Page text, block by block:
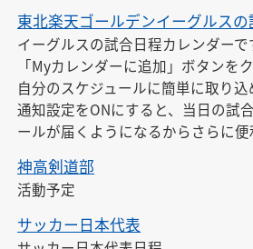
東北楽天ゴールデンイーグルス
イーグルスの試合日程カレンダーで
「Myカレンダーに追加」ボタンを
自分のスケジュールに簡単に取り込
通知設定をONにすると、当日の試
ールが届くようになるからさらに便
神高剣道部
活動予定
サッカー日本代表